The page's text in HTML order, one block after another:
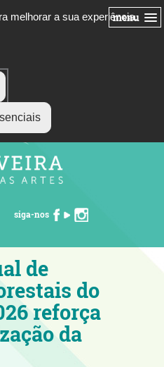
melhorar a sua experiência.
menu
siga-nos
de
do
reforça
da